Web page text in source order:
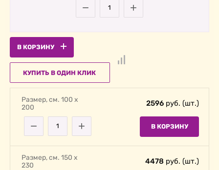
− +
В КОРЗИНУ
КУПИТЬ В ОДИН КЛИК
Размер, cм. 100 х
200
2596 руб. (шт.)
− + В КОРЗИНУ
Размер, cм. 150 х
230
4478 руб. (шт.)